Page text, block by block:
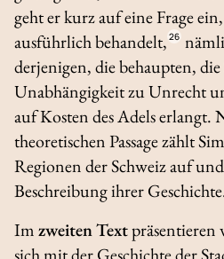
geht er kurz auf eine Frage
ausführlich behandelt, 26
derjenigen, die behaupten,
Unabhängigkeit zu Unrecht
auf Kosten des Adels erlangt.
theoretischen Passage zählt
Regionen der Schweiz auf
Beschreibung ihrer
Imzweiten Text